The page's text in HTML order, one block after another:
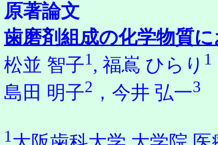
原著論文
歯磨剤組成の化学物質
松並 智子1, 福嶌 ひらり 1
島田 明子2 ，今井 弘一3
1